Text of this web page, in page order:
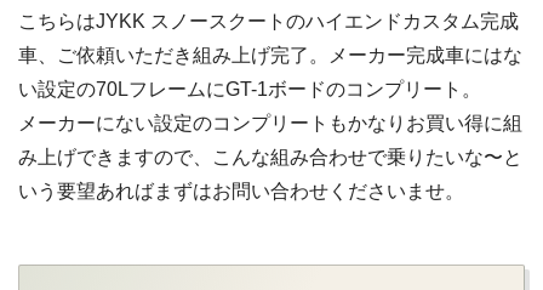
こちらはJYKK スノースクートのハイエンドカスタム完成
車、ご依頼いただき組み上げ完了。メーカー完成車にはな
い設定の70LフレームにGT-1ボードのコンプリート。
メーカーにない設定のコンプリートもかなりお買い得に組
み上げできますので、こんな組み合わせで乗りたいな〜と
いう要望あればまずはお問い合わせくださいませ。